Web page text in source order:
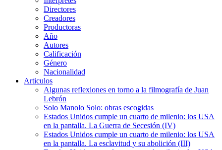
Directores
Creadores
Productoras
Año
Autores
Calificación
Género
Nacionalidad
Articulos
Algunas reflexiones en torno a la filmografía de Juan
Lebrón
Solo Manolo Solo: obras escogidas
Estados Unidos cumple un cuarto de milenio: los USA
en la pantalla. La Guerra de Secesión (IV)
Estados Unidos cumple un cuarto de milenio: los USA
en la pantalla. La esclavitud y su abolición (III)